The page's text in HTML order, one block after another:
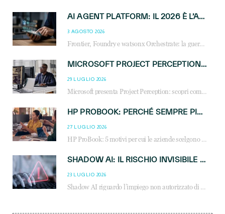
AI AGENT PLATFORM: IL 2026 È L’ANNO DEL «SISTEMA OPERATIVO» PER GLI AGENTI AZIENDALI
3 AGOSTO 2026
Frontier, Foundry e watsonx Orchestrate: la guerra delle piattaforme AI agent ridisegna il mercato IT. Cosa cambia per reseller, MSP e system integrator.
MICROSOFT PROJECT PERCEPTION: COME GLI AGENTI AI CAMBIERANNO SOC, CYBERSECURITY E SERVIZI MSP
29 LUGLIO 2026
Microsoft presenta Project Perception: scopri come gli agenti AI possono trasformare cybersecurity, SOC e servizi gestiti degli MSP.
HP PROBOOK: PERCHÉ SEMPRE PIÙ AZIENDE SCELGONO NOTEBOOK PROGETTATI PER IL LAVORO MODERNO
27 LUGLIO 2026
HP ProBook: 5 motivi per cui le aziende scelgono i notebook business HP per migliorare produttività, sicurezza e gestione dell’AI.
SHADOW AI: IL RISCHIO INVISIBILE CHE LE AZIENDE POSSONO GOVERNARE
23 LUGLIO 2026
Shadow AI riguardo l’impiego non autorizzato di sistemi AI all’interno dell’azienda. E’ una pratica che si diffonde a partire dai dipendenti fino ai dirigenti e mette a repentaglio la cybersecurity, con costi più elevati per le organizzazioni. Due recenti report illustrano il fenomeno e forniscono dati in merito